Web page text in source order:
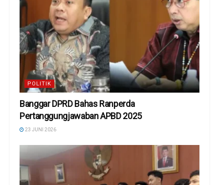
POLITIK
Banggar DPRD Bahas Ranperda
Pertanggungjawaban APBD 2025
23 JUNI 2026